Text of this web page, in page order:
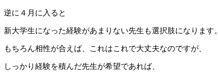
逆に４月に入ると
新大学生になった経験があまりない先生も選択肢になります。
もちろん相性が合えば、これはこれで大丈夫なのですが、
しっかり経験を積んだ先生が希望であれば、